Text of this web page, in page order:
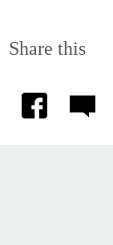
Share this